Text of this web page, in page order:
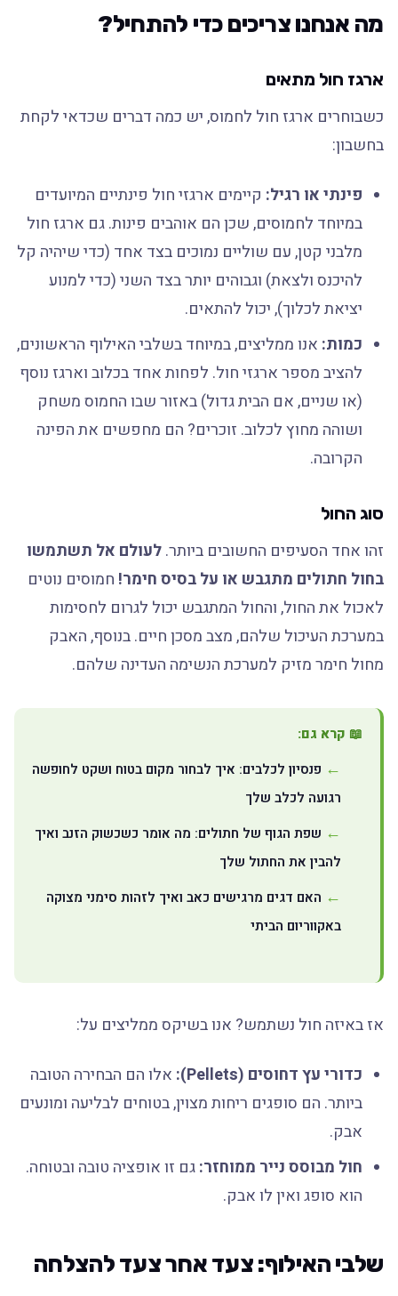
מה אנחנו צריכים כדי להתחיל?
ארגז חול מתאים
כשבוחרים ארגז חול לחמוס, יש כמה דברים שכדאי לקחת
בחשבון:
פינתי או רגיל:קיימים ארגזי חול פינתיים המיועדים
במיוחד לחמוסים, שכן הם אוהבים פינות. גם ארגז חול
מלבני קטן, עם שוליים נמוכים בצד אחד (כדי שיהיה קל
להיכנס ולצאת) וגבוהים יותר בצד השני (כדי למנוע
יציאת לכלוך), יכול להתאים.
כמות:אנו ממליצים, במיוחד בשלבי האילוף הראשונים,
להציב מספר ארגזי חול. לפחות אחד בכלוב וארגז נוסף
(או שניים, אם הבית גדול) באזור שבו החמוס משחק
ושוהה מחוץ לכלוב. זוכרים? הם מחפשים את הפינה
הקרובה.
סוג החול
זהו אחד הסעיפים החשובים ביותר.לעולם אל תשתמשו
בחול חתולים מתגבש או על בסיס חימר!חמוסים נוטים
לאכול את החול, והחול המתגבש יכול לגרום לחסימות
במערכת העיכול שלהם, מצב מסכן חיים. בנוסף, האבק
מחול חימר מזיק למערכת הנשימה העדינה שלהם.
📖 קרא גם:
פנסיון לכלבים: איך לבחור מקום בטוח ושקט לחופשה
רגועה לכלב שלך
שפת הגוף של חתולים: מה אומר כשכשוק הזנב ואיך
להבין את החתול שלך
האם דגים מרגישים כאב ואיך לזהות סימני מצוקה
באקווריום הביתי
אז באיזה חול נשתמש? אנו בשיקס ממליצים על:
כדורי עץ דחוסים (Pellets):
אלו הם הבחירה הטובה
ביותר. הם סופגים ריחות מצוין, בטוחים לבליעה ומונעים
אבק.
חול מבוסס נייר ממוחזר:גם זו אופציה טובה ובטוחה.
הוא סופג ואין לו אבק.
שלבי האילוף: צעד אחר צעד להצלחה